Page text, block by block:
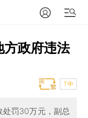
方政府违法
T中
处罚30万元，副总